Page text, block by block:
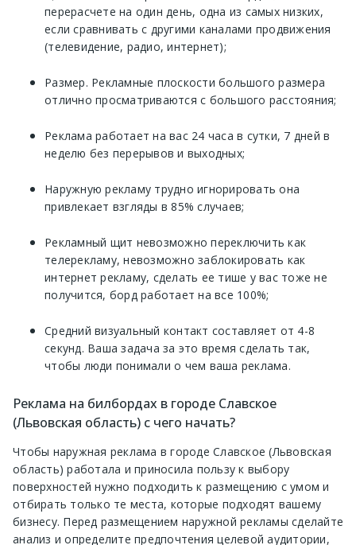
перерасчете на один день, одна из самых низких,
если сравнивать с другими каналами продвижения
(телевидение, радио, интернет);
Размер. Рекламные плоскости большого размера
отлично просматриваются с большого расстояния;
Реклама работает на вас 24 часа в сутки, 7 дней в
неделю без перерывов и выходных;
Наружную рекламу трудно игнорировать она
привлекает взгляды в 85% случаев;
Рекламный щит невозможно переключить как
телерекламу, невозможно заблокировать как
интернет рекламу, сделать ее тише у вас тоже не
получится, борд работает на все 100%;
Средний визуальный контакт составляет от 4-8
секунд. Ваша задача за это время сделать так,
чтобы люди понимали о чем ваша реклама.
Реклама на билбордах в городе Славское
(Львовская область) с чего начать?
Чтобы наружная реклама в городе Славское (Львовская
область) работала и приносила пользу к выбору
поверхностей нужно подходить к размещению с умом и
отбирать только те места, которые подходят вашему
бизнесу. Перед размещением наружной рекламы сделайте
анализ и определите предпочтения целевой аудитории,